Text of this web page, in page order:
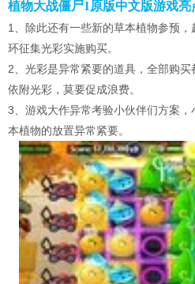
植物大战僵尸1原版中文版游戏亮
1、除此还有一些新的草本植物参预
环征集光彩实施购买。
2、光彩是异常紧要的道具，全部购
依附光彩，莫要促成浪费。
3、游戏大作异常考验小伙伴们方案
本植物的放置异常紧要。